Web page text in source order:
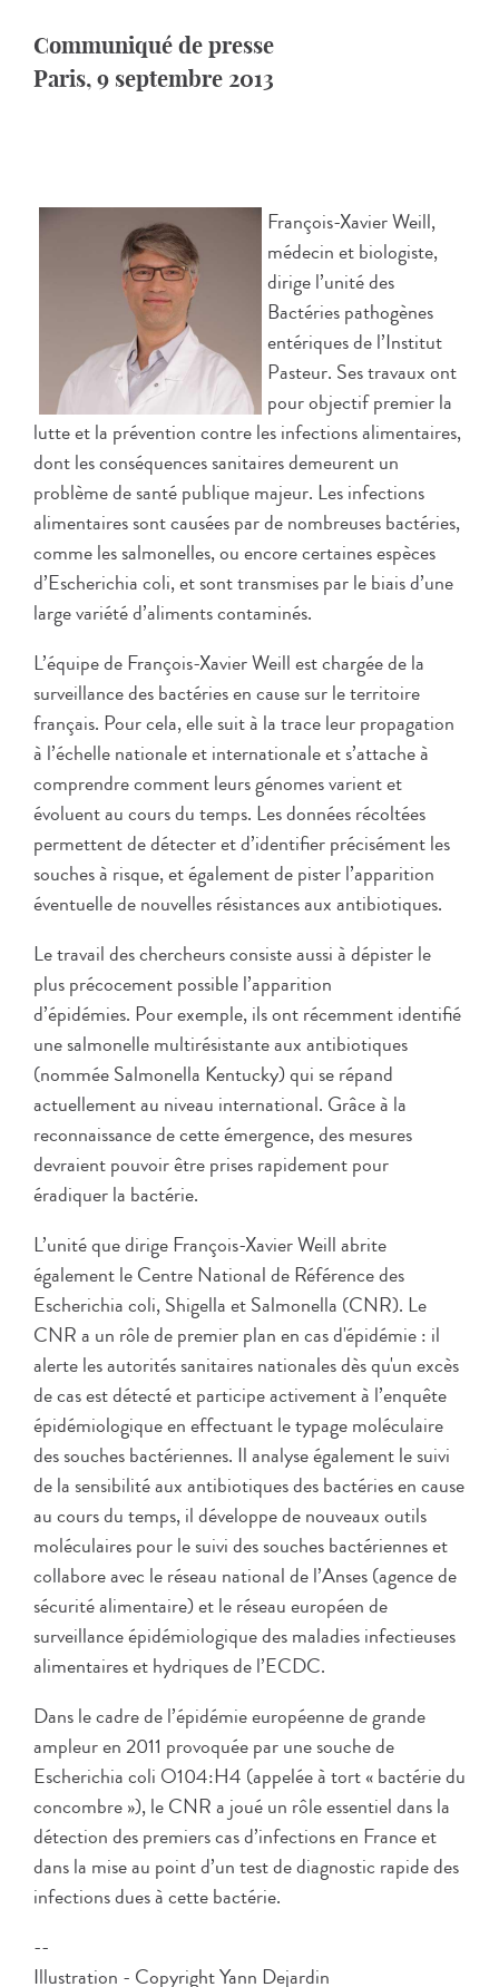
Communiqué de presse
Paris, 9 septembre 2013
François-Xavier Weill,
médecin et biologiste,
dirige l’unité des
Bactéries pathogènes
entériques de l’Institut
Pasteur. Ses travaux ont
pour objectif premier la
lutte et la prévention contre les infections alimentaires,
dont les conséquences sanitaires demeurent un
problème de santé publique majeur. Les infections
alimentaires sont causées par de nombreuses bactéries,
comme les salmonelles, ou encore certaines espèces
d’Escherichia coli, et sont transmises par le biais d’une
large variété d’aliments contaminés.
L’équipe de François-Xavier Weill est chargée de la
surveillance des bactéries en cause sur le territoire
français. Pour cela, elle suit à la trace leur propagation
à l’échelle nationale et internationale et s’attache à
comprendre comment leurs génomes varient et
évoluent au cours du temps. Les données récoltées
permettent de détecter et d’identifier précisément les
souches à risque, et également de pister l’apparition
éventuelle de nouvelles résistances aux antibiotiques.
Le travail des chercheurs consiste aussi à dépister le
plus précocement possible l’apparition
d’épidémies. Pour exemple, ils ont récemment identifié
une salmonelle multirésistante aux antibiotiques
(nommée Salmonella Kentucky) qui se répand
actuellement au niveau international. Grâce à la
reconnaissance de cette émergence, des mesures
devraient pouvoir être prises rapidement pour
éradiquer la bactérie.
L’unité que dirige François-Xavier Weill abrite
également le Centre National de Référence des
Escherichia coli, Shigella et Salmonella (CNR). Le
CNR a un rôle de premier plan en cas d'épidémie : il
alerte les autorités sanitaires nationales dès qu'un excès
de cas est détecté et participe activement à l’enquête
épidémiologique en effectuant le typage moléculaire
des souches bactériennes. Il analyse également le suivi
de la sensibilité aux antibiotiques des bactéries en cause
au cours du temps, il développe de nouveaux outils
moléculaires pour le suivi des souches bactériennes et
collabore avec le réseau national de l’Anses (agence de
sécurité alimentaire) et le réseau européen de
surveillance épidémiologique des maladies infectieuses
alimentaires et hydriques de l’ECDC.
Dans le cadre de l’épidémie européenne de grande
ampleur en 2011 provoquée par une souche de
Escherichia coli O104:H4 (appelée à tort « bactérie du
concombre »), le CNR a joué un rôle essentiel dans la
détection des premiers cas d’infections en France et
dans la mise au point d’un test de diagnostic rapide des
infections dues à cette bactérie.
--
Illustration - Copyright Yann Dejardin